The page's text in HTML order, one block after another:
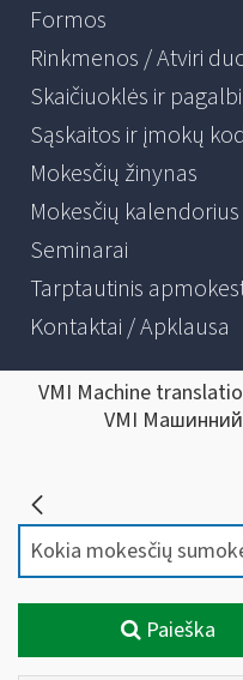
Formos
Rinkmenos / Atviri
Skaičiuoklės ir
Sąskaitos ir įmokų
Mokesčių žinynas
Mokesčių kalendorius
Seminarai
Tarptautinis
Kontaktai / Apklausa
VMI Machine
VMI
Paieška